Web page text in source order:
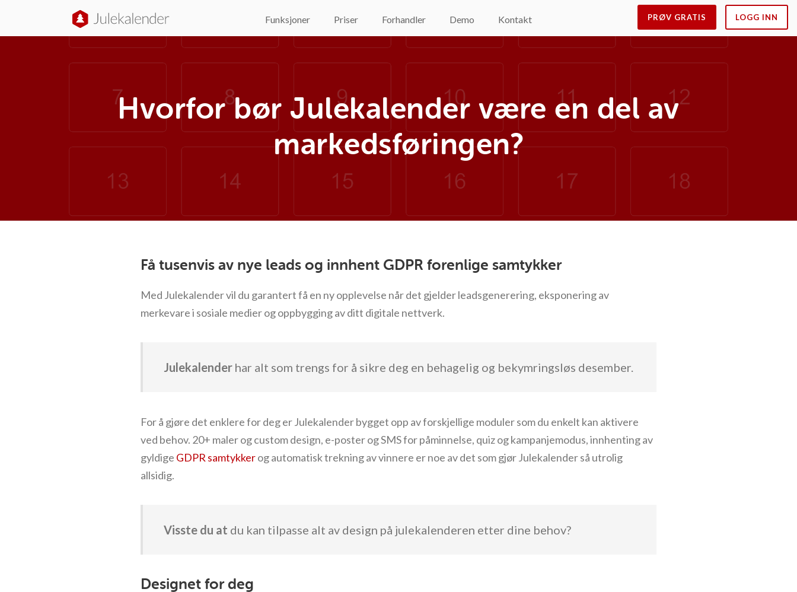
Funksjoner Priser Forhandler Demo Kontakt PRØV GRATIS LOGG INN
Hvorfor bør Julekalender være en del av
markedsføringen?
Få tusenvis av nye leads og innhent GDPR forenlige samtykker
Med Julekalender vil du garantert få en ny opplevelse når det gjelder leadsgenerering, eksponering av
merkevare i sosiale medier og oppbygging av ditt digitale nettverk.
Julekalender har alt som trengs for å sikre deg en behagelig og bekymringsløs desember.
For å gjøre det enklere for deg er Julekalender bygget opp av forskjellige moduler som du enkelt kan aktivere
ved behov. 20+ maler og custom design, e-poster og SMS for påminnelse, quiz og kampanjemodus, innhenting av
gyldige GDPR samtykkerog automatisk trekning av vinnere er noe av det som gjør Julekalender så utrolig
allsidig.
Visste du at du kan tilpasse alt av design på julekalenderen etter dine behov?
Designet for deg